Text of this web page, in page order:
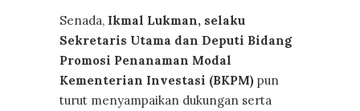
Senada, Ikmal Lukman, selaku
Sekretaris Utama dan Deputi Bidang
Promosi Penanaman Modal
Kementerian Investasi (BKPM) pun
turut menyampaikan dukungan serta